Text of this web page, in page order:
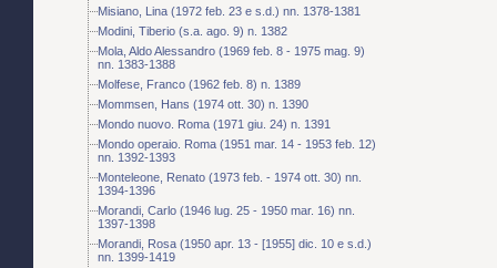
Misiano, Lina (1972 feb. 23 e s.d.) nn. 1378-1381
Modini, Tiberio (s.a. ago. 9) n. 1382
Mola, Aldo Alessandro (1969 feb. 8 - 1975 mag. 9)
nn. 1383-1388
Molfese, Franco (1962 feb. 8) n. 1389
Mommsen, Hans (1974 ott. 30) n. 1390
Mondo nuovo. Roma (1971 giu. 24) n. 1391
Mondo operaio. Roma (1951 mar. 14 - 1953 feb. 12)
nn. 1392-1393
Monteleone, Renato (1973 feb. - 1974 ott. 30) nn.
1394-1396
Morandi, Carlo (1946 lug. 25 - 1950 mar. 16) nn.
1397-1398
Morandi, Rosa (1950 apr. 13 - [1955] dic. 10 e s.d.)
nn. 1399-1419